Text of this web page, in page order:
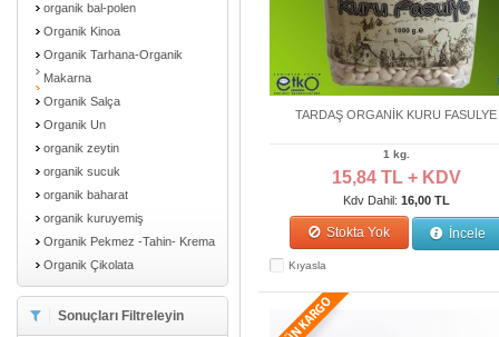
organik bal-polen
Organik Kinoa
Organik Tarhana-Organik
Makarna
Organik Salça
Organik Un
organik zeytin
organik sucuk
organik baharat
organik kuruyemiş
Organik Pekmez -Tahin- Krema
Organik Çikolata
Sonuçları Filtreleyin
TARDAŞ ORGANİK KURU FASULYE
1 kg.
15,84 TL + KDV
Kdv Dahil: 16,00 TL
Stokta Yok İncele
Kıyasla